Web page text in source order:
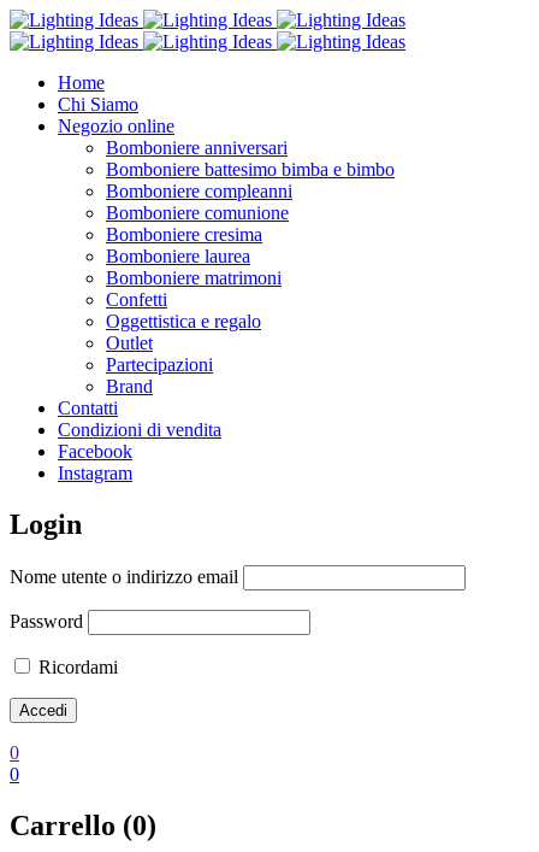
Home
Chi Siamo
Negozio online
Bomboniere anniversari
Bomboniere battesimo bimba e bimbo
Bomboniere compleanni
Bomboniere comunione
Bomboniere cresima
Bomboniere laurea
Bomboniere matrimoni
Confetti
Oggettistica e regalo
Outlet
Partecipazioni
Brand
Contatti
Condizioni di vendita
Facebook
Instagram
Login
Nome utente o indirizzo email
Password
Ricordami
0
0
Carrello (0)